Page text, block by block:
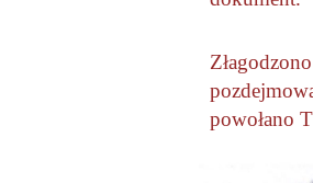
powołano